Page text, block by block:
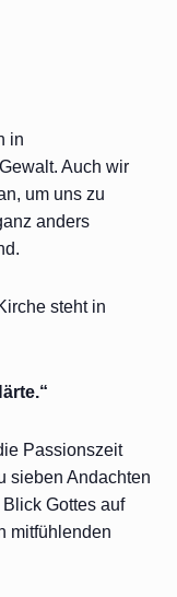
in
Auch wir
um uns zu
anders
steht in
Passionszeit
sieben Andachten
Gottes auf
mitfühlenden